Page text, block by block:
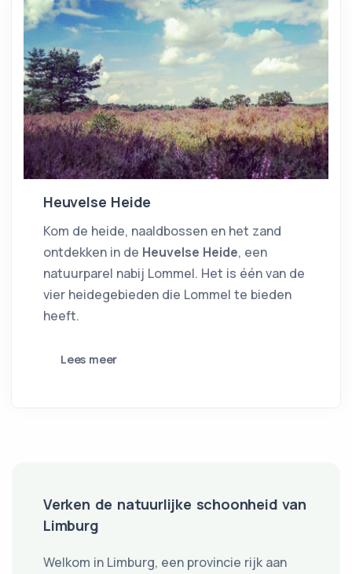
Heuvelse Heide
Kom de heide, naaldbossen en het zand
ontdekken in de Heuvelse Heide, een
natuurparel nabij Lommel. Het is één van de
vier heidegebieden die Lommel te bieden
heeft.
Lees meer
Verken de natuurlijke schoonheid van
Limburg
Welkom in Limburg, een provincie rijk aan